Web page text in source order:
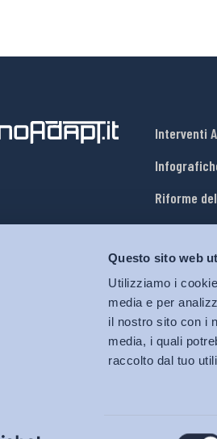
Questo sito web
Utilizziamo i
media e per
il nostro sito con i
media, i quali
raccolto dal tuo
Interventi
Riforme
Mercato
Relazioni
Salute e
Welfare